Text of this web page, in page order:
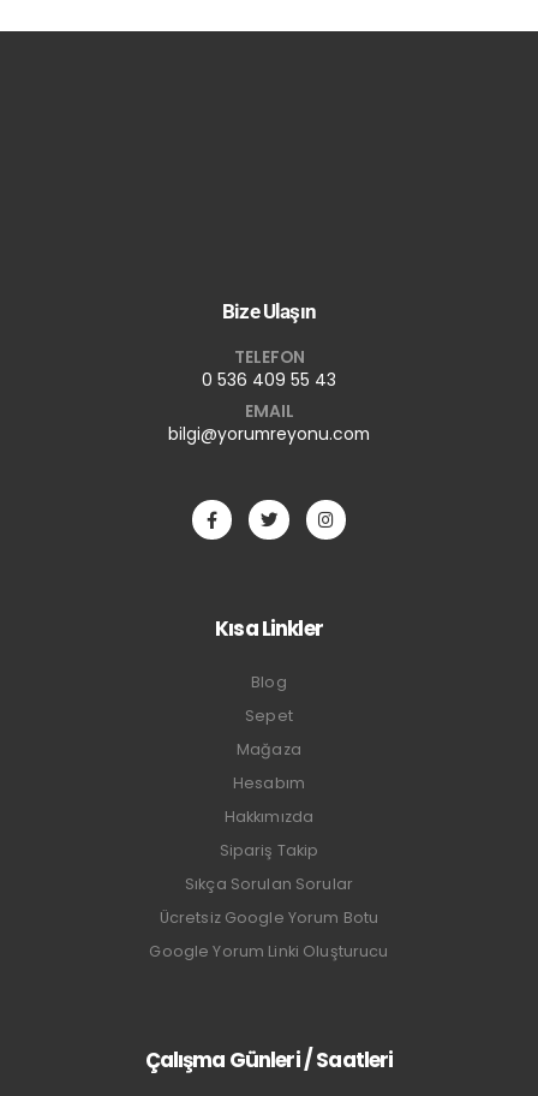
Bize Ulaşın
TELEFON
0 536 409 55 43
EMAIL
bilgi@yorumreyonu.com
Kısa Linkler
Blog
Sepet
Mağaza
Hesabım
Hakkımızda
Sipariş Takip
Sıkça Sorulan Sorular
Ücretsiz Google Yorum Botu
Google Yorum Linki Oluşturucu
Çalışma Günleri / Saatleri